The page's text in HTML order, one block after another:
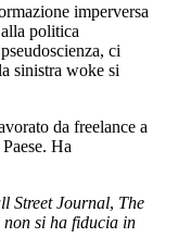
imperversa
politica
ci
sinistra woke si
da freelance a
Ha
Street Journal, The
non si ha fiducia in